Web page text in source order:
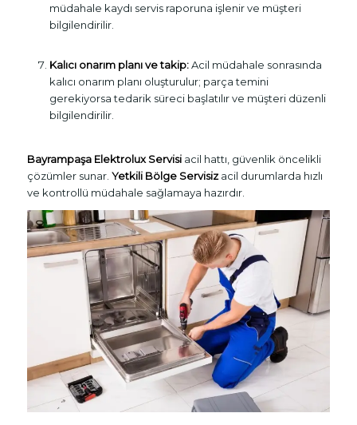
müdahale kaydı servis raporuna işlenir ve müşteri
bilgilendirilir.
Kalıcı onarım planı ve takip:Acil müdahale sonrasında
kalıcı onarım planı oluşturulur; parça temini
gerekiyorsa tedarik süreci başlatılır ve müşteri düzenli
bilgilendirilir.
Bayrampaşa Elektrolux Servisiacil hattı, güvenlik öncelikli
çözümler sunar. Yetkili Bölge Servisizacil durumlarda hızlı
ve kontrollü müdahale sağlamaya hazırdır.